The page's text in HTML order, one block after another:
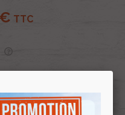
TTC
Renov 2cv